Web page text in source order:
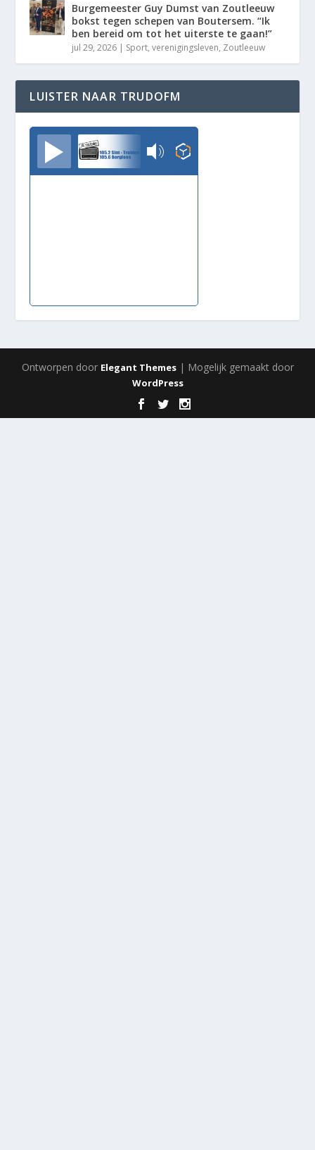
Burgemeester Guy Dumst van Zoutleeuw
bokst tegen schepen van Boutersem. “Ik
ben bereid om tot het uiterste te gaan!”
jul 29, 2026 | Sport,verenigingsleven, Zoutleeuw
LUISTER NAAR TRUDOFM
TrudoFM
Ontworpen door Elegant Themes| Mogelijk gemaakt door
WordPress